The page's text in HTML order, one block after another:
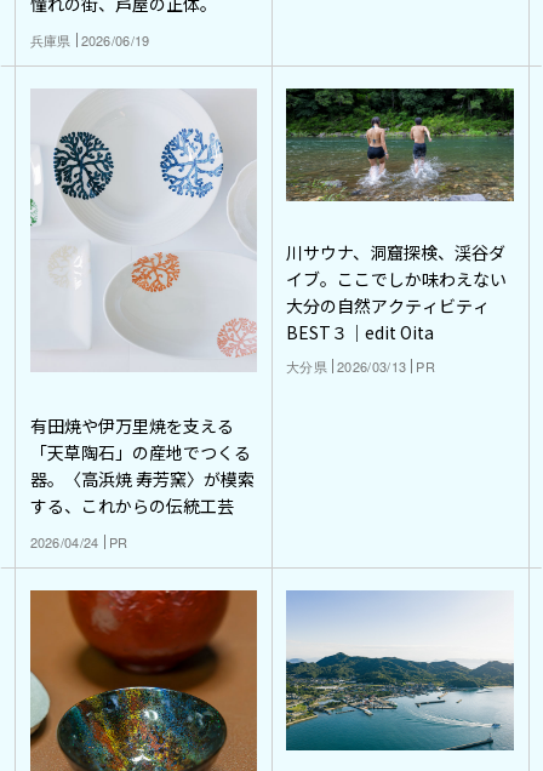
兵庫県 2026/06/19
有田焼や伊万里焼を支える
「天草陶石」の産地でつくる
器。〈高浜焼 寿芳窯〉が模索
する、これからの伝統工芸
2026/04/24 PR
川サウナ、洞窟探検、渓谷ダ
イブ。ここでしか味わえない
大分の自然アクティビティ
BEST３｜edit Oita
大分県 2026/03/13 PR